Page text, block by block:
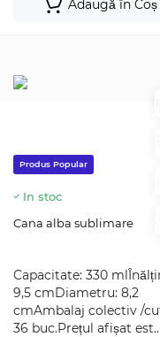
Adaugă în Coș
Produs Popular
In stoc
Cana alba sublimare
Capacitate: 330
9,5 cmDiametru: 8,2
cmAmbalaj colectiv /
36 buc.Prețul afișat est..